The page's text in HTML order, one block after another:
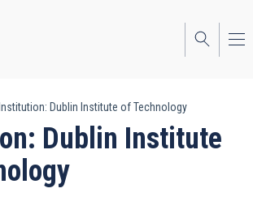
Institution: Dublin Institute of Technology
Dublin Institute